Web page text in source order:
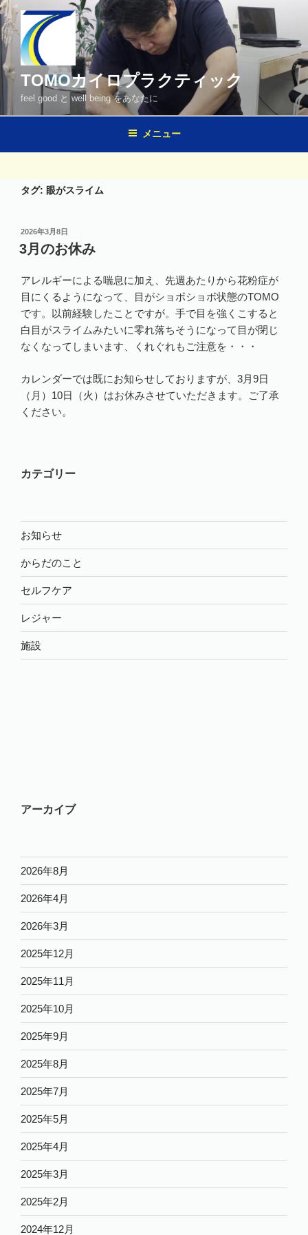
コ
ン
テ
ン
ツ
プ
TOMOカイロプラクティック
feel good と well being をあなたに
メニュー
タグ: 眼がスライム
投
稿
日:
2026年3月8日
3月のお休み
アレルギーによる喘息に加え、先週あたりから花粉症が
目にくるようになって、目がショボショボ状態のTOMO
です。以前経験したことですが。手で目を強くこすると
白目がスライムみたいに零れ落ちそうになって目が閉じ
なくなってしまいます、くれぐれもご注意を・・・
カレンダーでは既にお知らせしておりますが、3月9日
（月）10日（火）はお休みさせていただきます。ご了承
ください。
カテゴリー
お知らせ
からだのこと
セルフケア
レジャー
施設
アーカイブ
2026年8月
2026年4月
2026年3月
2025年12月
2025年11月
2025年10月
2025年9月
2025年8月
2025年7月
2025年5月
2025年4月
2025年3月
2025年2月
2024年12月